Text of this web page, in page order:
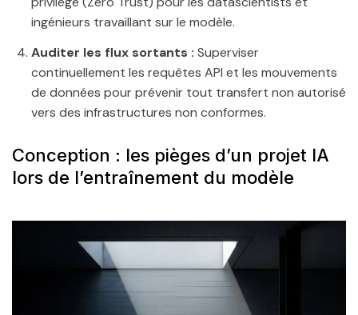
ingénieurs travaillant sur le modèle.
Auditer les flux sortants : Superviser
continuellement les requêtes API et les mouvements
de données pour prévenir tout transfert non autorisé
vers des infrastructures non conformes.
Conception : les pièges d’un projet IA
lors de l’entraînement du modèle